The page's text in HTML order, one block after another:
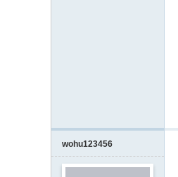
wohu123456